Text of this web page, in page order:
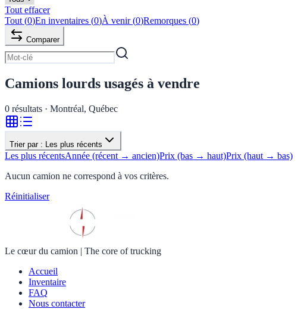
Tout effacer
Tout (0)En inventaires (0)À venir (0)Remorques (0)
Comparer
Camions lourds usagés à vendre
0 résultats · Montréal, Québec
Trier par : Les plus récents
Les plus récentsAnnée (récent → ancien)Prix (bas → haut)Prix (haut → bas)
Aucun camion ne correspond à vos critères.
Réinitialiser
Le cœur du camion | The core of trucking
Accueil
Inventaire
FAQ
Nous contacter